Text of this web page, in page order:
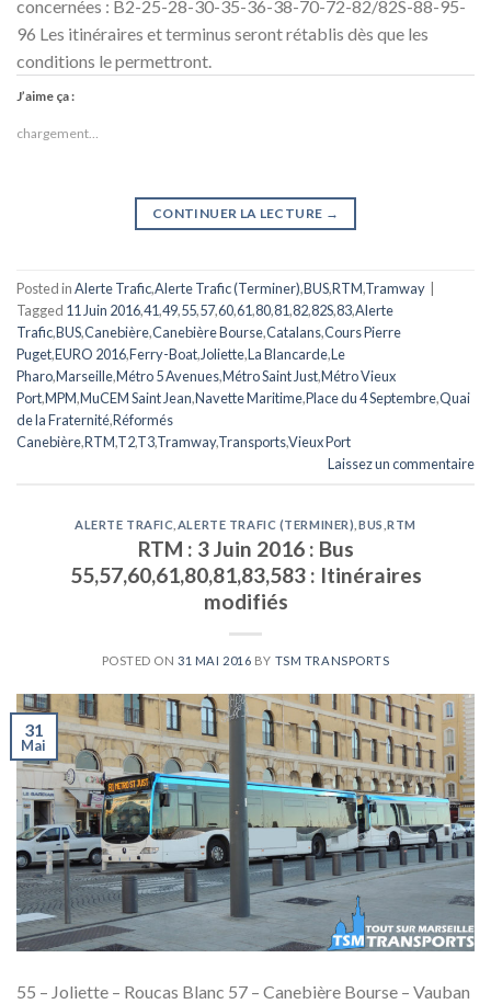
concernées : B2-25-28-30-35-36-38-70-72-82/82S-88-95-
96 Les itinéraires et terminus seront rétablis dès que les
conditions le permettront.
J’aime ça :
chargement…
CONTINUER LA LECTURE →
Posted inAlerte Trafic,Alerte Trafic (Terminer),BUS,RTM,Tramway
Tagged 11 Juin 2016,41,49,55,57,60,61,80,81,82,82S,83,Alerte
Trafic,BUS,Canebière,Canebière Bourse,Catalans,Cours Pierre
Puget,EURO 2016,Ferry-Boat,Joliette,La Blancarde,Le
Pharo,Marseille,Métro 5 Avenues,Métro Saint Just,Métro Vieux
Port,MPM,MuCEM Saint Jean,Navette Maritime,Place du 4 Septembre,Quai
de la Fraternité,Réformés
Canebière,RTM,T2,T3,Tramway,Transports,Vieux Port
Laissez un commentaire
ALERTE TRAFIC ALERTE TRAFIC (TERMINER) BUS ,RTM
RTM : 3 Juin 2016 : Bus
55,57,60,61,80,81,83,583 : Itinéraires
modifiés
POSTED ON31 MAI 2016 BY TSM TRANSPORTS
31
Mai
55 – Joliette – Roucas Blanc 57 – Canebière Bourse – Vauban